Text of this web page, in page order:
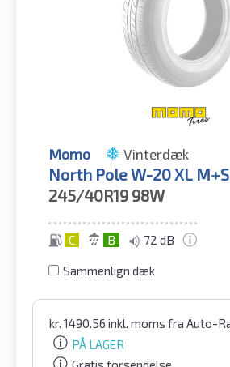
Momo Vinterdæk
North Pole W-20 XL
245/40R19 98W
C B 72 dB
Sammenlign dæk
kr. 1490.56 inkl. moms fra Auto-
PÅ LAGER